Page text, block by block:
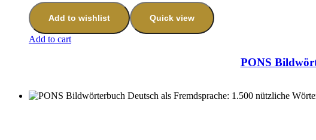
Add to wishlist Quick view
Add to cart
PONS